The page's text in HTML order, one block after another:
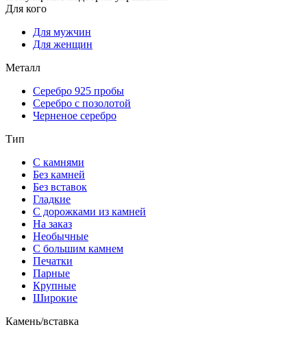
Для кого
Для мужчин
Для женщин
Металл
Серебро 925 пробы
Серебро с позолотой
Черненое серебро
Тип
С камнями
Без камней
Без вставок
Гладкие
С дорожками из камней
На заказ
Необычные
С большим камнем
Печатки
Парные
Крупные
Широкие
Камень/вставка